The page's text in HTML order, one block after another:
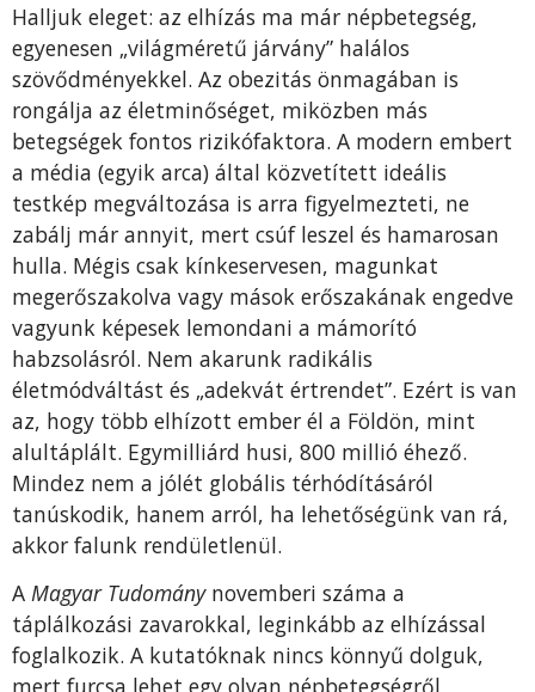
Halljuk eleget: az elhízás ma már népbetegség,
egyenesen „világméretű járvány” halálos
szövődményekkel. Az obezitás önmagában is
rongálja az életminőséget, miközben más
betegségek fontos rizikófaktora. A modern embert
a média (egyik arca) által közvetített ideális
testkép megváltozása is arra figyelmezteti, ne
zabálj már annyit, mert csúf leszel és hamarosan
hulla. Mégis csak kínkeservesen, magunkat
megerőszakolva vagy mások erőszakának engedve
vagyunk képesek lemondani a mámorító
habzsolásról. Nem akarunk radikális
életmódváltást és „adekvát értrendet”. Ezért is van
az, hogy több elhízott ember él a Földön, mint
alultáplált. Egymilliárd husi, 800 millió éhező.
Mindez nem a jólét globális térhódításáról
tanúskodik, hanem arról, ha lehetőségünk van rá,
akkor falunk rendületlenül.
A Magyar Tudománynovemberi száma a
táplálkozási zavarokkal, leginkább az elhízással
foglalkozik. A kutatóknak nincs könnyű dolguk,
mert furcsa lehet egy olyan népbetegségről